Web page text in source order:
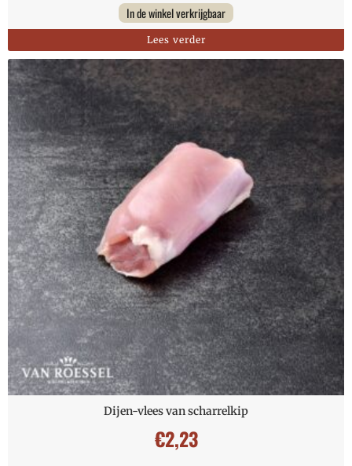
In de winkel verkrijgbaar
Lees verder
Dijen-vlees van scharrelkip
€2,23